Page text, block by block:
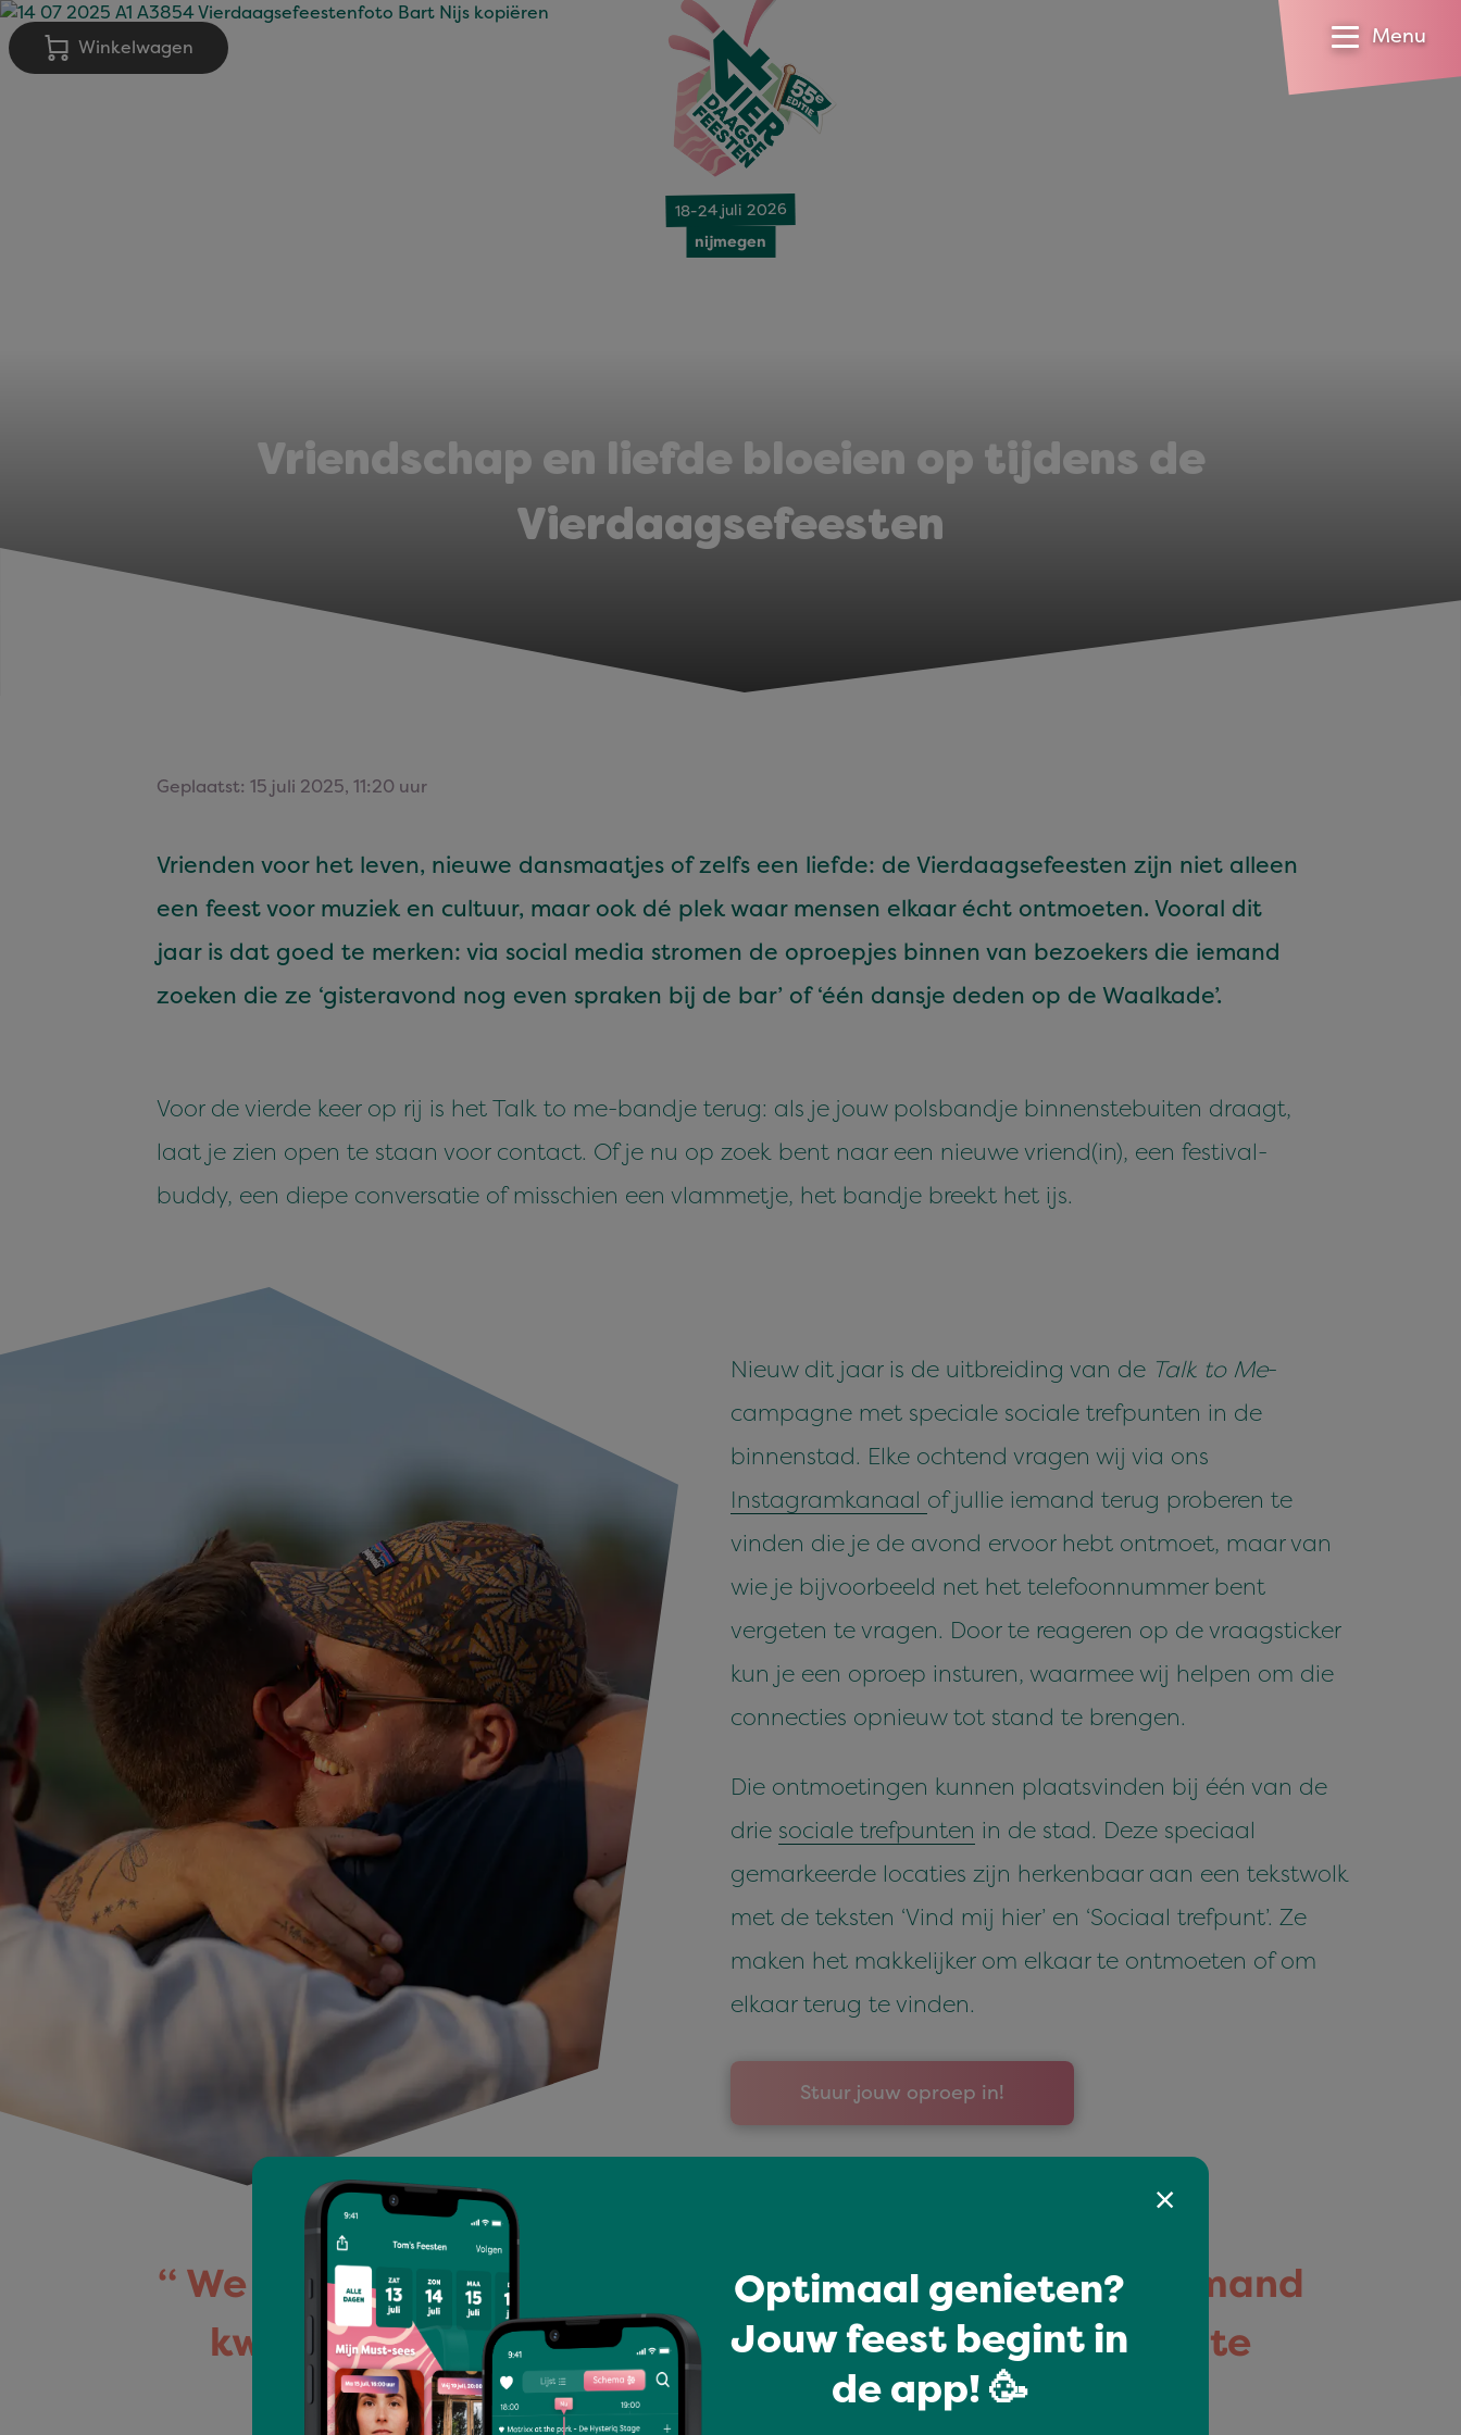
Winkelwagen
18-24 juli 2026
nijmegen
Menu
Vriendschap en liefde bloeien op tijdens de
Vierdaagsefeesten
Geplaatst: 15 juli 2025, 11:20 uur
Vrien­den voor het lev­en, nieuwe dans­maat­jes of zelfs een liefde: de Vier­daagse­feesten zijn niet alleen
een feest voor muziek en cul­tu­ur, maar ook dé plek waar mensen elka­ar écht ont­moeten. Vooral dit
jaar is dat goed te merken: via social media stromen de oproep­jes bin­nen van bezoek­ers die iemand
zoeken die ze ‘gis­ter­avond nog even sprak­en bij de bar’ of‘één dan­sje deden op de Waalkade’.
Voor de vierde keer op rij is het Talk to me-band­je terug: als je jouw pols­band­je bin­nen­ste­buiten draagt,
laat je zien open te staan voor con­tact. Of je nu op zoek bent naar een nieuwe vriend(in), een fes­ti­val­
bud­dy, een diepe con­ver­sa­tie of miss­chien een vlam­met­je, het band­je breekt het ijs.
Nieuw dit jaar is de uitbreiding van de Talk to Me-
campagne met speciale sociale trefpunten in de
binnenstad. Elke ochtend vragen wij via ons
Instagramkanaal of jullie iemand terug proberen te
vinden die je de avond ervoor hebt ontmoet, maar van
wie je bijvoorbeeld net het telefoonnummer bent
vergeten te vragen. Door te reageren op de vraagsticker
kun je een oproep insturen, waarmee wij helpen om die
connecties opnieuw tot stand te brengen.
Die ontmoetingen kunnen plaatsvinden bij één van de
drie sociale trefpunten in de stad. Deze speciaal
gemarkeerde locaties zijn herkenbaar aan een tekstwolk
met de teksten ‘Vind mij hier’ en ‘Sociaal trefpunt’. Ze
maken het makkelijker om elkaar te ontmoeten of om
elkaar terug te vinden.
Stuur jouw oproep in!
We krijgen dagelijks berichtjes van bezoekers die iemand
kwijt zijn die ze spraken of met wie ze het nét even te
gezellig hadden, maar geen nummers hebben
Optimaal genieten?
Jouw feest begint in
de app! 🥳